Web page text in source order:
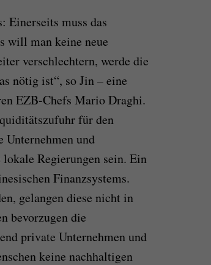
Einerseits muss das
will man keine neue
verschlechtern, werde die
nötig ist“, so Jin – eine
EZB-Chefs Mario Draghi.
für den
und
Regierungen sein. Ein
Finanzsystems.
gelangen diese nicht in
bevorzugen die
private Unternehmen und
keine nachhaltigen